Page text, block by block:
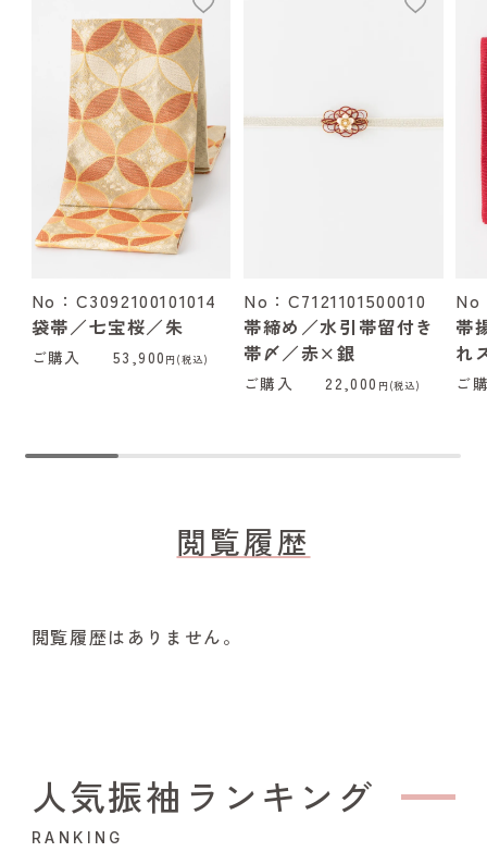
No：C3092100101014
袋帯／七宝桜／朱
ご購入 53,900 円(税込)
No：C7121101500010
帯締め／水引帯留付き
帯〆／赤×銀
ご購入 22,000 円(税込)
No
帯
れ
ご
閲覧履歴
閲覧履歴はありません。
人気振袖ランキング
RANKING